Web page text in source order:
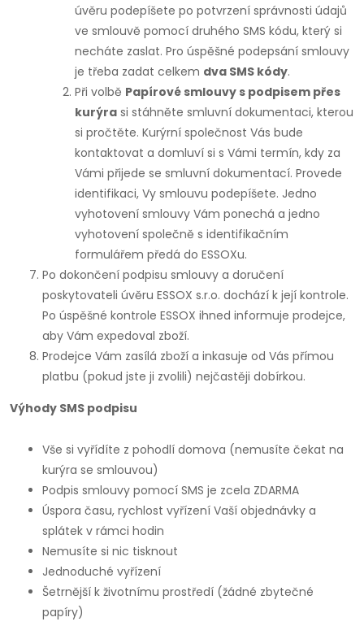
úvěru podepíšete po potvrzení správnosti údajů
ve smlouvě pomocí druhého SMS kódu, který si
necháte zaslat. Pro úspěšné podepsání smlouvy
je třeba zadat celkem dva SMS kódy.
Při volbě Papírové smlouvy s podpisem přes
kurýra si stáhněte smluvní dokumentaci, kterou
si pročtěte. Kurýrní společnost Vás bude
kontaktovat a domluví si s Vámi termín, kdy za
Vámi přijede se smluvní dokumentací. Provede
identifikaci, Vy smlouvu podepíšete. Jedno
vyhotovení smlouvy Vám ponechá a jedno
vyhotovení společně s identifikačním
formulářem předá do ESSOXu.
Po dokončení podpisu smlouvy a doručení
poskytovateli úvěru ESSOX s.r.o. dochází k její kontrole.
Po úspěšné kontrole ESSOX ihned informuje prodejce,
aby Vám expedoval zboží.
Prodejce Vám zasílá zboží a inkasuje od Vás přímou
platbu (pokud jste ji zvolili) nejčastěji dobírkou.
Výhody SMS podpisu
Vše si vyřídíte z pohodlí domova (nemusíte čekat na
kurýra se smlouvou)
Podpis smlouvy pomocí SMS je zcela ZDARMA
Úspora času, rychlost vyřízení Vaší objednávky a
splátek v rámci hodin
Nemusíte si nic tisknout
Jednoduché vyřízení
Šetrnější k životnímu prostředí (žádné zbytečné
papíry)